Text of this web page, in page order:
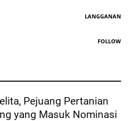
LANGGANAN
FOLLOW
Pejuang Pertanian
yang Masuk Nominasi